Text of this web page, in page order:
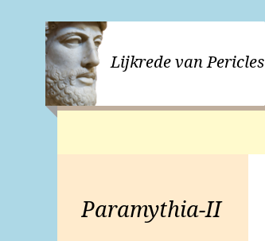
Lijkrede van Pericles
Paramythia-II